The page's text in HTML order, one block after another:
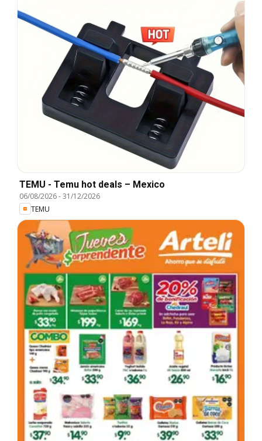
TEMU - Temu hot deals – Mexico
06/08/2026-31/12/2026
TEMU